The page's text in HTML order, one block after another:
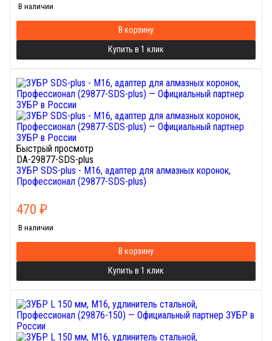
В наличии
В корзину
Купить в 1 клик
Быстрый просмотр
DA-29877-SDS-plus
ЗУБР SDS-plus - М16, адаптер для алмазных коронок,
Профессионал (29877-SDS-plus)
470 ₽
В наличии
В корзину
Купить в 1 клик